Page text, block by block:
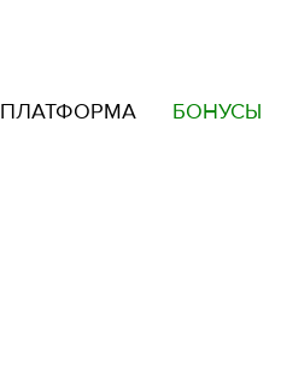
ПЛАТФОРМА БОНУСЫ